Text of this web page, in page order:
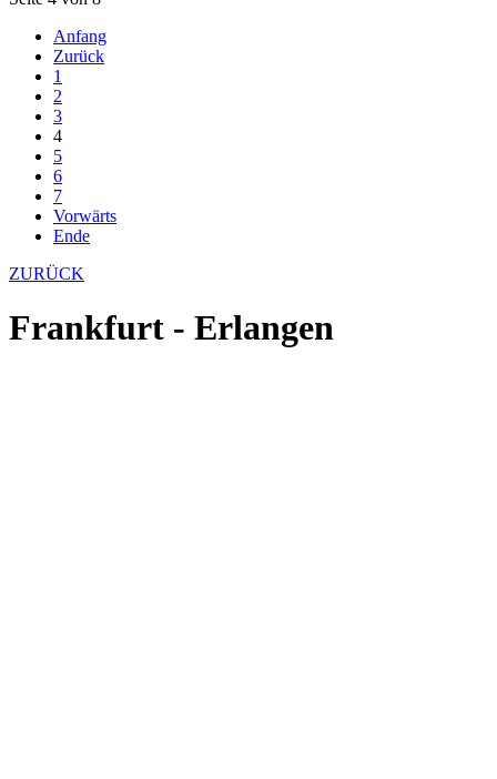
Anfang
Zurück
1
2
3
4
5
6
7
Vorwärts
Ende
ZURÜCK
Frankfurt - Erlangen